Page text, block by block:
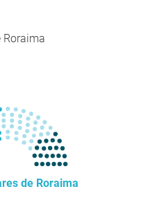
Roraima
de Roraima